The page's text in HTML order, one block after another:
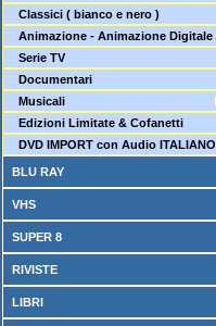
Classici ( bianco e nero )
Animazione - Animazione Digitale
Serie TV
Documentari
Musicali
Edizioni Limitate & Cofanetti
DVD IMPORT con Audio ITALIANO
BLU RAY
VHS
SUPER 8
RIVISTE
LIBRI